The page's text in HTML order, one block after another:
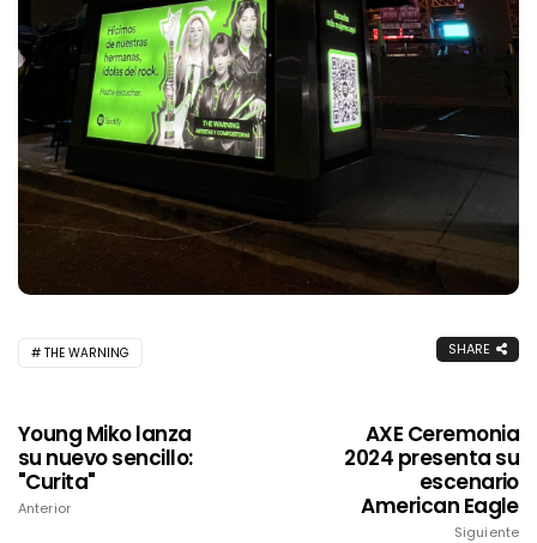
THE WARNING SHARE
Young Miko lanza
su nuevo sencillo:
"Curita"
Anterior
AXE Ceremonia
2024 presenta su
escenario
American Eagle
Siguiente